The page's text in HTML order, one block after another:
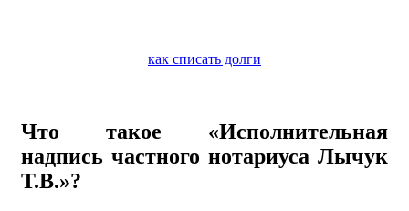
как списать долги
Что такое «Исполнительная
надпись частного нотариуса Лычук
Т.В.»?